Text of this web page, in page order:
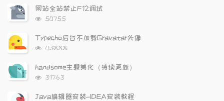
文
章
网站全站禁止F12调试
浏
次
50755
Typecho后台不加载Gravatar头像
浏
次
43888
handsome主题美化（持续更新）
浏
次
31763
Java编辑器安装-IDEA安装教程